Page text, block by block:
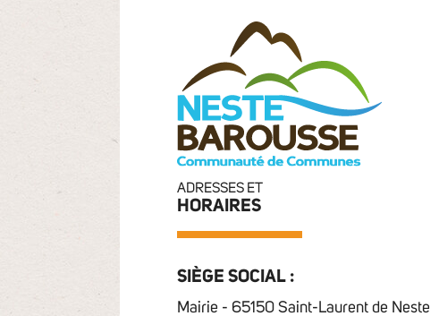
ADRESSES ET
HORAIRES
SIÈGE SOCIAL :
Mairie - 65150 Saint-Laurent de Neste